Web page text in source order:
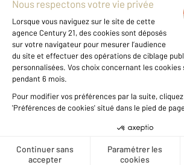
À propos
International
Nous contacter
Données personnelles
Gestionnaire des cookies